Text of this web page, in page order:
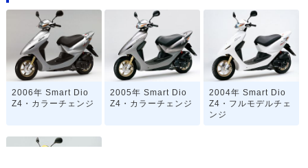
2006年 Smart Dio
Z4・カラーチェンジ
2005年 Smart Dio
Z4・カラーチェンジ
2004年 Smart Dio
Z4・フルモデルチェ
ンジ